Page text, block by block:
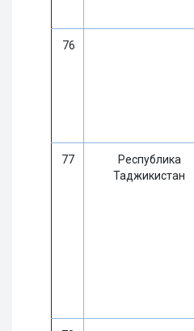
76
77
Республика
Таджикистан